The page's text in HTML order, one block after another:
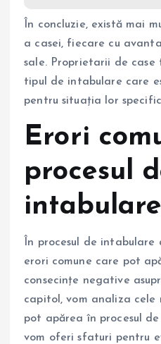
În concluzie, există mai
a casei, fiecare cu
sale. Proprietarii de case
tipul de intabulare care
pentru situația lor
Erori
procesul
În procesul de intabulare
erori comune care pot
consecințe negative
capitol, vom analiza
pot apărea în procesul
vom oferi sfaturi pentru